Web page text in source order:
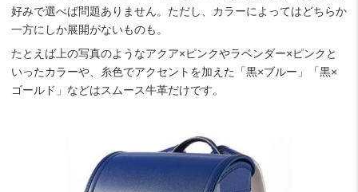
好みで選べば問題ありません。ただし、カラーによってはどちらか
一方にしか展開がないものも。
たとえば上の写真のようなアクア×ピンクやラベンダー×ピンクと
いったカラーや、糸色でアクセントを加えた「黒×ブルー」「黒×
ゴールド」などはスムース牛革だけです。